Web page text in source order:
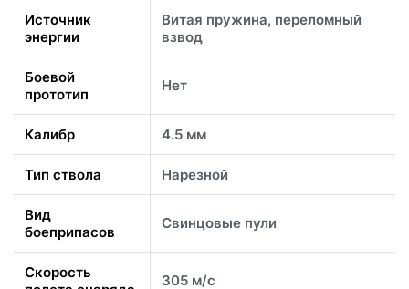
Источник
энергии
Витая пружина, переломный
взвод
Боевой
прототип
Нет
Калибр 4.5 мм
Тип ствола Нарезной
Вид
боеприпасов
Свинцовые пули
Скорость
305 м/c